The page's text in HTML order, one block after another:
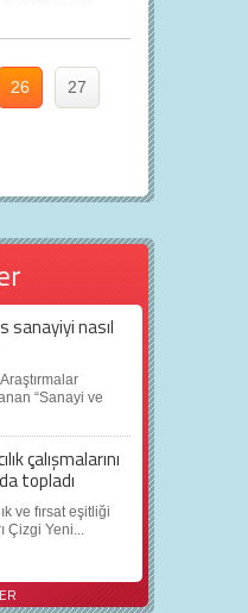
26 27
sanayiyi nasıl
“Sanayi ve
çalışmalarını
topladı
ve fırsat eşitliği
Çizgi Yeni...